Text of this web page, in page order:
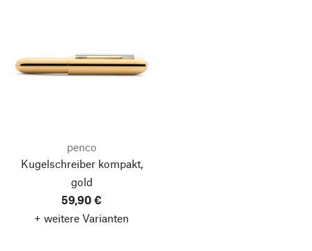
penco
Kugelschreiber kompakt,
gold
59,90 €
+ weitere Varianten